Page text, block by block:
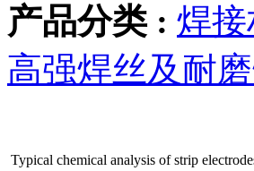
产品分类 : 焊
高强焊丝及耐
Typical chemical analysis of strip